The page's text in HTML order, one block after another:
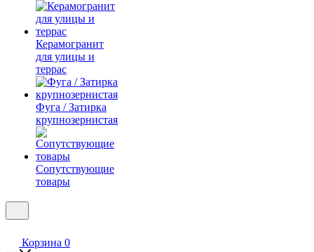
Керамогранит
для улицы и
террас
Фуга / Затирка
крупнозернистая
Сопутствующие
товары
Корзина 0